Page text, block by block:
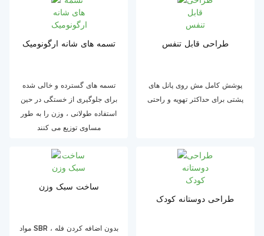
تسمه های شانه ارگونومیک
تسمه های گسترده و خالی شده
برای جلوگیری از خستگی در حین
استفاده طولانی ، وزن را به طور
مساوی توزیع می کنند
طراحی قابل تنفس
پوشش کامل مش روی پانل های
پشتی برای حداکثر تهویه و راحتی
ساخت سبک وزن
مواد SBR بدون اضافه کردن فله ،
طراحی دوستانه کودک